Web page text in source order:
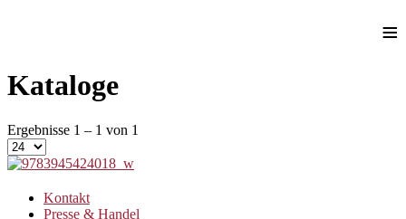
≡
Kataloge
Ergebnisse 1 – 1 von 1
Kontakt
Presse & Handel